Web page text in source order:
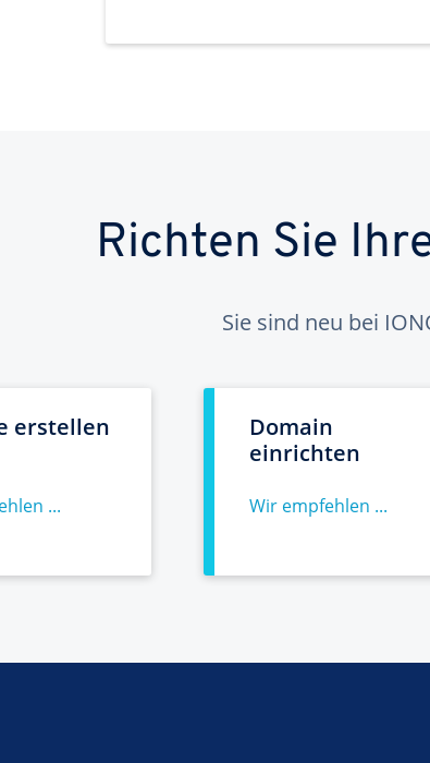
Richten Sie
Sie sind neu bei
erstellen
...
Domain
einrichten
Wir empfehlen ...